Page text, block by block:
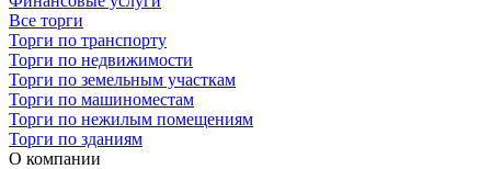
Все торги
Торги по транспорту
Торги по недвижимости
Торги по земельным участкам
Торги по машиноместам
Торги по нежилым помещениям
Торги по зданиям
О компании